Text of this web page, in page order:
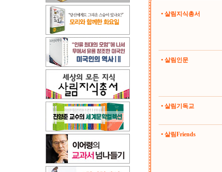
• 살림지식총서
• 살림인문
• 살림기독교
• 살림Friends